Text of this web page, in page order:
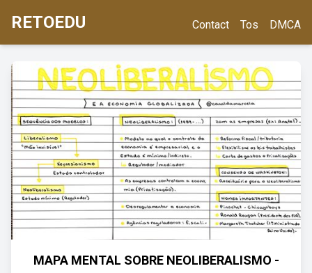
RETOEDU Contact Tos DMCA
MAPA MENTAL SOBRE NEOLIBERALISMO -